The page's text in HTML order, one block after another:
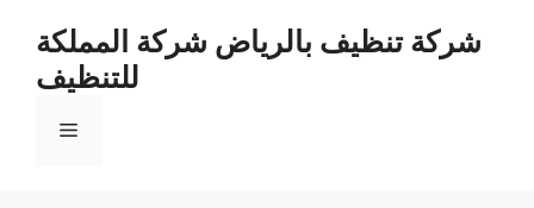
شركة تنظيف بالرياض شركة المملكة
للتنظيف
القائمة